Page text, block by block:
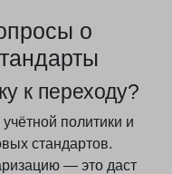
о
к переходу?
политики и
стандартов.
— это даст